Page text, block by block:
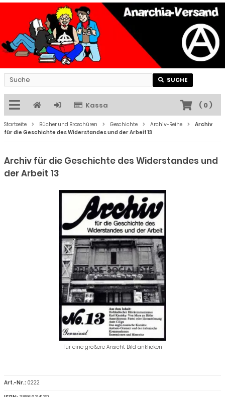
SUCHE
Kassa ( 0)
Startseite Bücher und Broschüren Geschichte Archiv-Reihe
Archiv
für die Geschichte des Widerstandes und der Arbeit 13
Archiv für die Geschichte des Widerstandes und
der Arbeit 13
Für eine größere Ansicht Bild anklicken
Art.-Nr.: 0222